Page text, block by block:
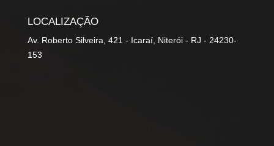
LOCALIZAÇÃO
Av. Roberto Silveira, 421 - Icaraí, Niterói - RJ - 24230-
153